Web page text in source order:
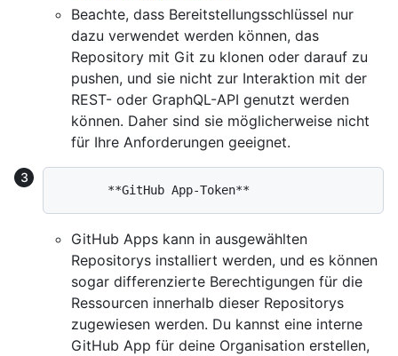
Beachte, dass Bereitstellungsschlüssel nur
dazu verwendet werden können, das
Repository mit Git zu klonen oder darauf zu
pushen, und sie nicht zur Interaktion mit der
REST- oder GraphQL-API genutzt werden
können. Daher sind sie möglicherweise nicht
für Ihre Anforderungen geeignet.
GitHub Apps kann in ausgewählten
Repositorys installiert werden, und es können
sogar differenzierte Berechtigungen für die
Ressourcen innerhalb dieser Repositorys
zugewiesen werden. Du kannst eine interne
GitHub App für deine Organisation erstellen,